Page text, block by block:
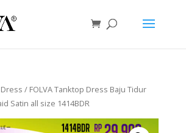
/ FOLVA Tanktop Dress Baju Tidur
Satin all size 1414BDR